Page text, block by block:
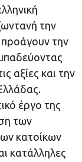
την
την
αξίες και την
έργο της
των
κατοίκων
κατάλληλες